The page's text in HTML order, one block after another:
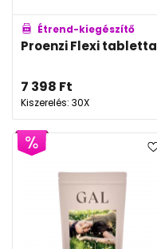
Étrend-kiegészítő
Proenzi Flexi tabletta
7 398 Ft
Kiszerelés: 30X